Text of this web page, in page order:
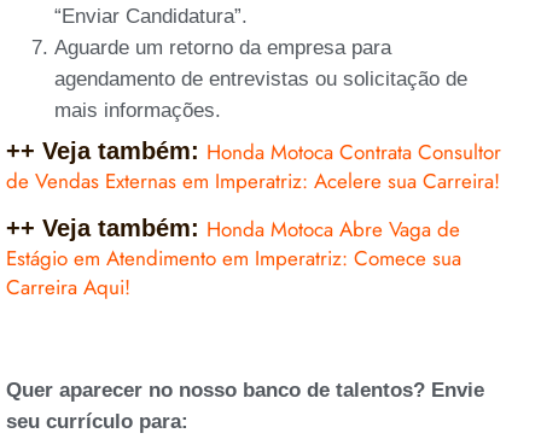
“Enviar Candidatura”.
Aguarde um retorno da empresa para
agendamento de entrevistas ou solicitação de
mais informações.
++ Veja também: Honda Motoca Contrata Consultor
de Vendas Externas em Imperatriz: Acelere sua Carreira!
++ Veja também: Honda Motoca Abre Vaga de
Estágio em Atendimento em Imperatriz: Comece sua
Carreira Aqui!
Quer aparecer no nosso banco de talentos? Envie
seu currículo para: